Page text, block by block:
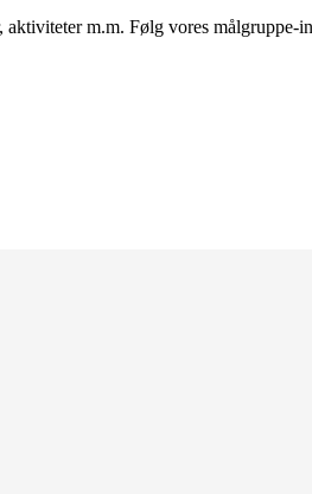
m.m. Følg vores målgruppe-